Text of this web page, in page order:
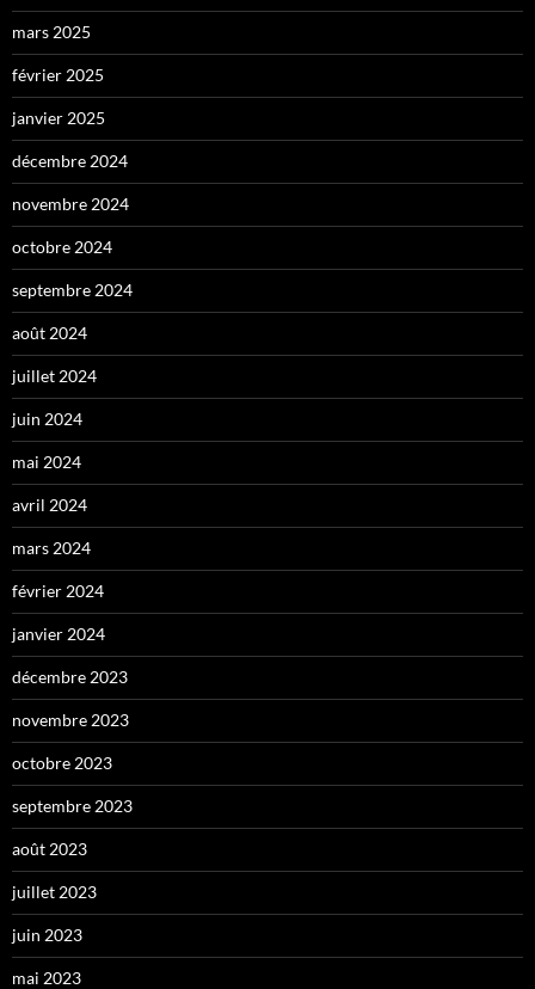
mars 2025
février 2025
janvier 2025
décembre 2024
novembre 2024
octobre 2024
septembre 2024
août 2024
juillet 2024
juin 2024
mai 2024
avril 2024
mars 2024
février 2024
janvier 2024
décembre 2023
novembre 2023
octobre 2023
septembre 2023
août 2023
juillet 2023
juin 2023
mai 2023